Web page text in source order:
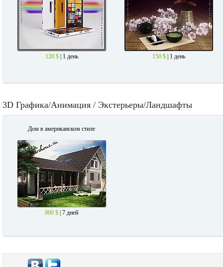
120 $| 1 день 150 $| 1 день
3D Графика/Анимация / Экстерьеры/Ландшафты
Дом в американском стиле
800 $ | 7 дней